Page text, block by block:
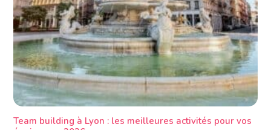
Team building à Lyon : les meilleures activités pour vos